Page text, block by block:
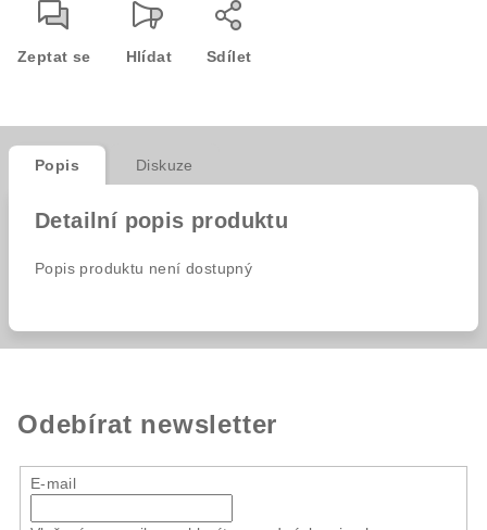
Zeptat se Hlídat Sdílet
Popis Diskuze
Detailní popis produktu
Popis produktu není dostupný
Odebírat newsletter
E-mail